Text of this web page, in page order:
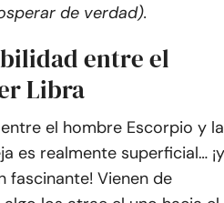
de verdad).
entre el
Libra
el hombre Escorpio y la
es realmente superficial… ¡y
fascinante! Vienen de